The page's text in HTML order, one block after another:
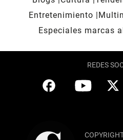
Entretenimiento
Especiales marcas
REDES